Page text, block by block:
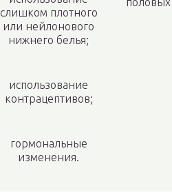
слишком плотного
или нейлонового
нижнего белья;
использование
контрацептивов;
гормональные
изменения.